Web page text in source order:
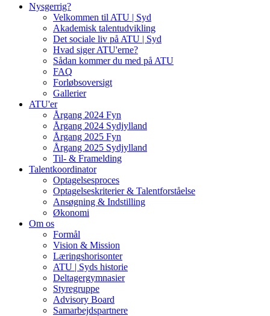
Nysgerrig?
Velkommen til ATU | Syd
Akademisk talentudvikling
Det sociale liv på ATU | Syd
Hvad siger ATU'erne?
Sådan kommer du med på ATU
FAQ
Forløbsoversigt
Gallerier
ATU'er
Årgang 2024 Fyn
Årgang 2024 Sydjylland
Årgang 2025 Fyn
Årgang 2025 Sydjylland
Til- & Framelding
Talentkoordinator
Optagelsesproces
Optagelseskriterier & Talentforståelse
Ansøgning & Indstilling
Økonomi
Om os
Formål
Vision & Mission
Læringshorisonter
ATU | Syds historie
Deltagergymnasier
Styregruppe
Advisory Board
Samarbejdspartnere